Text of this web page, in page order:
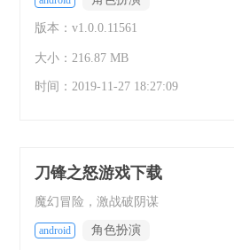
版本：v1.0.0.11561
大小：216.87 MB
时间： 2019-11-27 18:27:09
刀锋之怒游戏下载
魔幻冒险，激战破阴谋
android 角色扮演